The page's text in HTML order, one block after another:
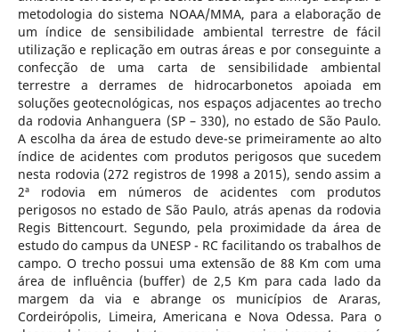
metodologia do sistema NOAA/MMA, para a elaboração de
um índice de sensibilidade ambiental terrestre de fácil
utilização e replicação em outras áreas e por conseguinte a
confecção de uma carta de sensibilidade ambiental
terrestre a derrames de hidrocarbonetos apoiada em
soluções geotecnológicas, nos espaços adjacentes ao trecho
da rodovia Anhanguera (SP – 330), no estado de São Paulo.
A escolha da área de estudo deve-se primeiramente ao alto
índice de acidentes com produtos perigosos que sucedem
nesta rodovia (272 registros de 1998 a 2015), sendo assim a
2ª rodovia em números de acidentes com produtos
perigosos no estado de São Paulo, atrás apenas da rodovia
Regis Bittencourt. Segundo, pela proximidade da área de
estudo do campus da UNESP - RC facilitando os trabalhos de
campo. O trecho possui uma extensão de 88 Km com uma
área de influência (buffer) de 2,5 Km para cada lado da
margem da via e abrange os municípios de Araras,
Cordeirópolis, Limeira, Americana e Nova Odessa. Para o